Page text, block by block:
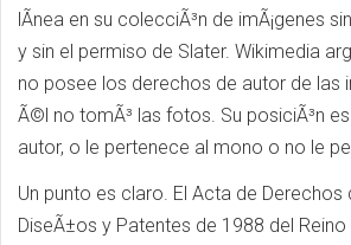
lÃ­nea en su colecciÃ³n de imÃ¡genes
y sin el permiso de Slater. Wikimedia
no posee los derechos de autor de las
Ã©l no tomÃ³ las fotos. Su posiciÃ³n
autor, o le pertenece al mono o no le
Un punto es claro. El Acta de Derechos
DiseÃ±os y Patentes de 1988 del Reino